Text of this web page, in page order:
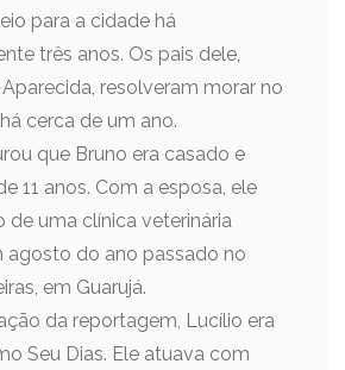
para a cidade há
três anos. Os pais dele,
resolveram morar no
cerca de um ano.
que Bruno era casado e
11 anos. Com a esposa, ele
de uma clínica veterinária
agosto do ano passado no
em Guarujá.
da reportagem, Lucílio era
Seu Dias. Ele atuava com